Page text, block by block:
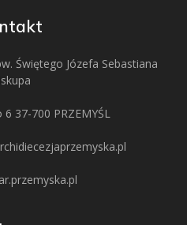
Świętego Józefa Sebastiana
37-700 PRZEMYŚL